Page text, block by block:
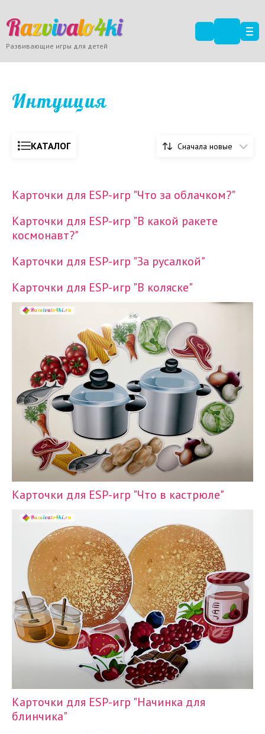
Razvivalo4ki
Развивающие игры для детей
Интуиция
КАТАЛОГ Сначала новые
Карточки для ESP-игр "Что за облачком?"
Карточки для ESP-игр "В какой ракете
космонавт?"
Карточки для ESP-игр "За русалкой"
Карточки для ESP-игр "В коляске"
Карточки для ESP-игр "Что в кастрюле"
Карточки для ESP-игр "Начинка для
блинчика"